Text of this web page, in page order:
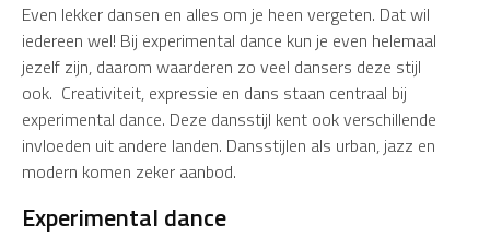
Even lekker dansen en alles om je heen vergeten. Dat wil
iedereen wel! Bij experimental dance kun je even helemaal
jezelf zijn, daarom waarderen zo veel dansers deze stijl
ook. Creativiteit, expressie en dans staan centraal bij
experimental dance. Deze dansstijl kent ook verschillende
invloeden uit andere landen. Dansstijlen als urban, jazz en
modern komen zeker aanbod.
Experimental dance